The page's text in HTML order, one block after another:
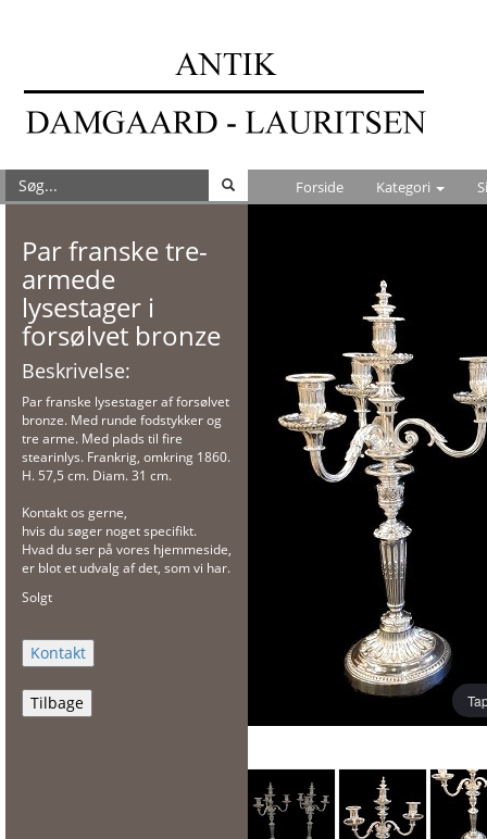
Forside Kategori
Par franske tre-
armede
lysestager i
forsølvet bronze
Beskrivelse:
Par franske lysestager af forsølvet
bronze. Med runde fodstykker og
tre arme. Med plads til fire
stearinlys. Frankrig, omkring 1860.
H. 57,5 cm. Diam. 31 cm.
Kontakt os gerne,
hvis du søger noget specifikt.
Hvad du ser på vores hjemmeside,
er blot et udvalg af det, som vi har.
Solgt
Tilbage